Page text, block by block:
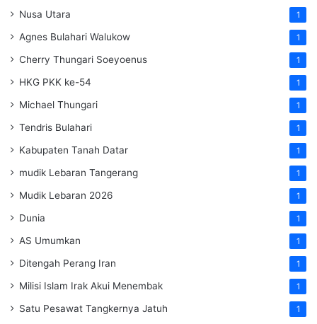
Nusa Utara 1
Agnes Bulahari Walukow 1
Cherry Thungari Soeyoenus 1
HKG PKK ke-54 1
Michael Thungari 1
Tendris Bulahari 1
Kabupaten Tanah Datar 1
mudik Lebaran Tangerang 1
Mudik Lebaran 2026 1
Dunia 1
AS Umumkan 1
Ditengah Perang Iran 1
Milisi Islam Irak Akui Menembak 1
Satu Pesawat Tangkernya Jatuh 1